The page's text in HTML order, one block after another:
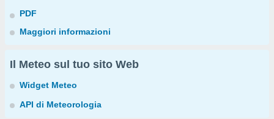
PDF
Maggiori informazioni
Il Meteo sul tuo sito Web
Widget Meteo
API di Meteorologia